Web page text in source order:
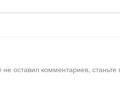
оставил комментариев,